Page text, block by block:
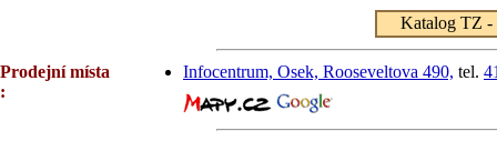
Katalog TZ -
Prodejní místa
:
Infocentrum, Osek, Rooseveltova 490, tel.